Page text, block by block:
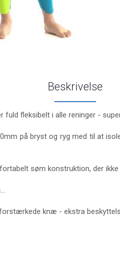
Beskrivelse
fuld fleksibelt i alle reninger -
på bryst og ryg med til at
søm konstruktion, der
knæ - ekstra